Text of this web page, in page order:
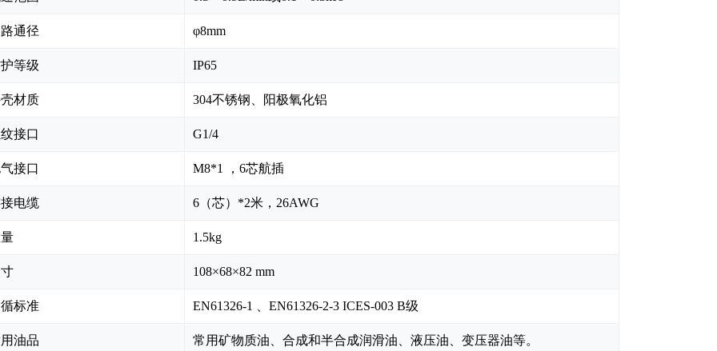
通径 φ8mm
等级 IP65
材质 304不锈钢、阳极氧化铝
接口 G1/4
接口 M8*1 ，6芯航插
电缆 6（芯）*2米，26AWG
1.5kg
108×68×82 mm
标准 EN61326‐1 、EN61326‐2‐3 ICES‐003 B级
油品 常用矿物质油、合成和半合成润滑油、液压油、变压器油等。